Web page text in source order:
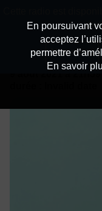
Détails De
à 21h59
En poursuivant
acceptez
permettre
En savoir
Non merci